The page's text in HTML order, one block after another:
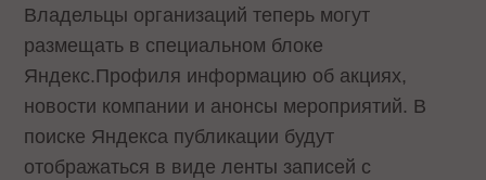
Владельцы организаций теперь могут
размещать в специальном блоке
Яндекс.Профиля информацию об акциях,
новости компании и анонсы мероприятий. В
поиске Яндекса публикации будут
отображаться в виде ленты записей с